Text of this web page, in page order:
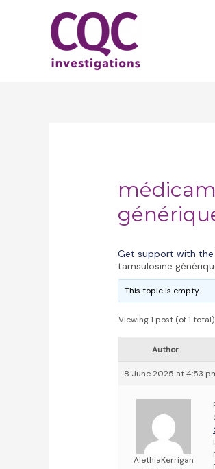
Get support with the
tamsulosine
This topic is empty.
Viewing 1 post (of 1 total)
Author
8 June 2025 at 4:53
AlethiaKerrigan